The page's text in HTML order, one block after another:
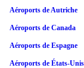
Aéroports de Autriche
Aéroports de Canada
Aéroports de Espagne
Aéroports de États-Unis